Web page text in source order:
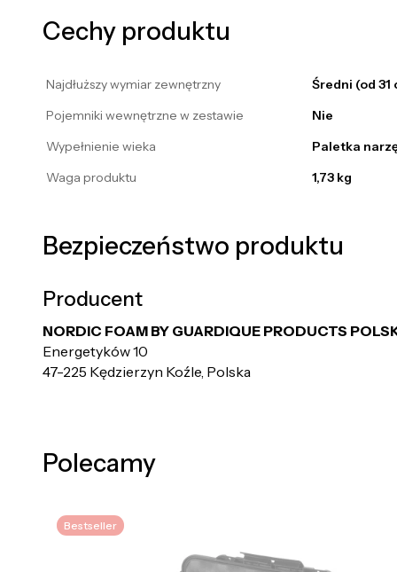
Cechy produktu
Najdłuższy wymiar zewnętrzny
Średni (od 31
Pojemniki wewnętrzne w zestawie
Nie
Wypełnienie wieka
Paletka
Waga produktu
1,73 kg
Bezpieczeństwo produktu
Producent
NORDIC FOAM BY GUARDIQUE PRODUCTS
Energetyków 10
47-225 Kędzierzyn Koźle, Polska
Polecamy
Bestseller